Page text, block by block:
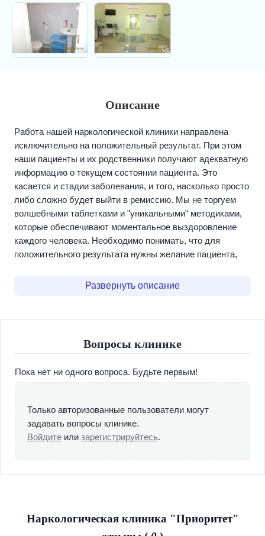
Описание
Работа нашей наркологической клиники направлена
исключительно на положительный результат. При этом
наши пациенты и их родственники получают адекватную
информацию о текущем состоянии пациента. Это
касается и стадии заболевания, и того, насколько просто
либо сложно будет выйти в ремиссию. Мы не торгуем
волшебными таблетками и "уникальными" методиками,
которые обеспечивают моментальное выздоровление
каждого человека. Необходимо понимать, что для
положительного результата нужны желание пациента,
профессионализм. Все это в совокупности позволяет
является индивидуальный подход к каждому пациенту. В
которая подходит для всех случаев и одинаково хорошо
средство". Подбор плана лечения — это кропотливая и
ответственная работа. Она требует от врача
колоссальных знаний и опыта, а также работы в команде
с другими специалистами. Мы не просто подбираем
лучшую программу, но и готовы в любой момент ее
работы.
Развернуть описание
Вопросы клинике
Пока нет ни одного вопроса. Будьте первым!
Только авторизованные пользователи могут
задавать вопросы клинике.
Войдите или зарегистрируйтесь.
Наркологическая клиника "Приоритет"